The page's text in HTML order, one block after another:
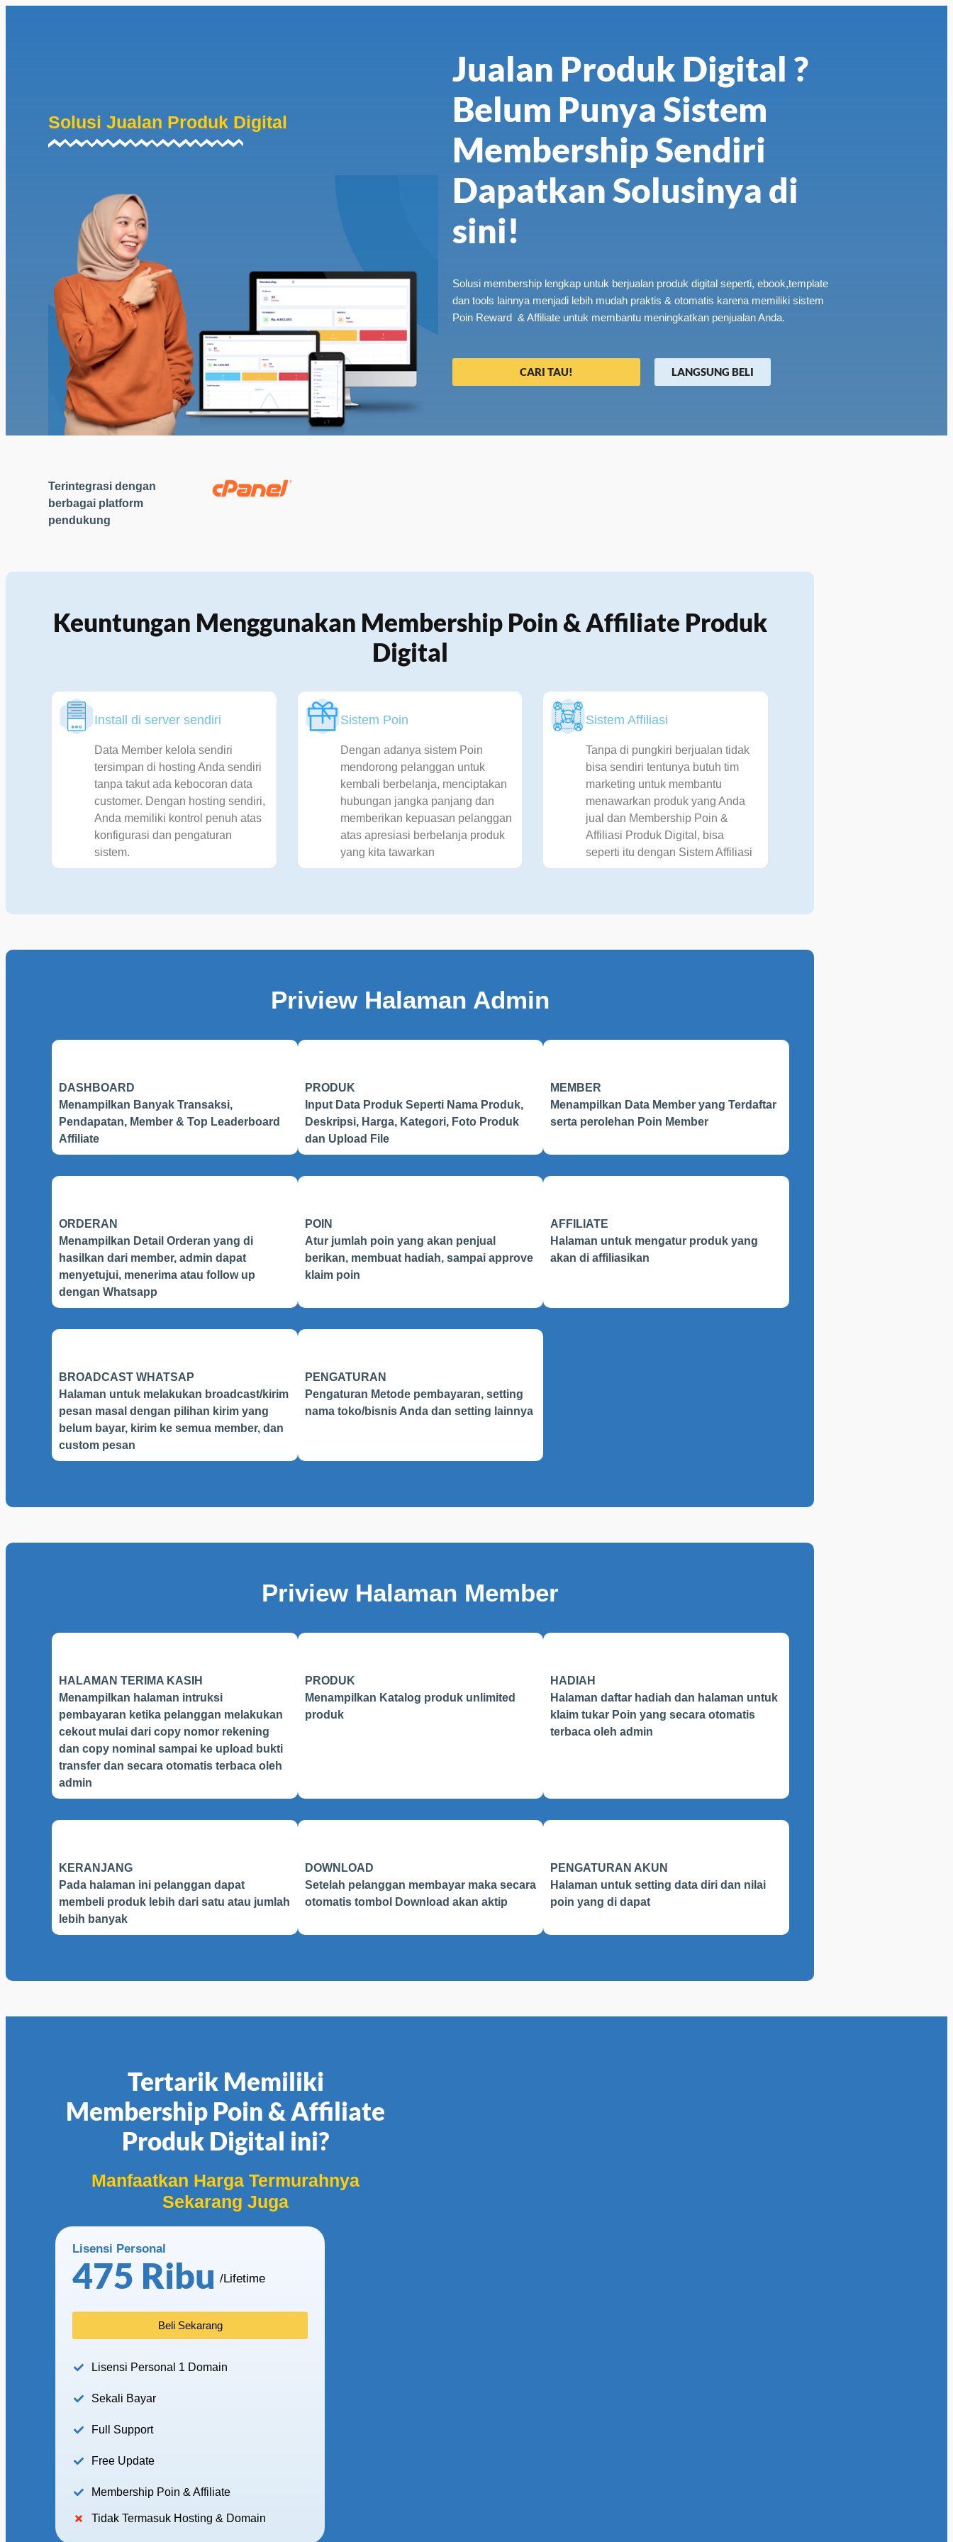
Solusi Jualan Produk Digital
Jualan Produk Digital ?
Belum Punya Sistem
Membership Sendiri
Dapatkan Solusinya di
sini!
Solusi membership lengkap untuk berjualan produk digital seperti, ebook,template
dan tools lainnya menjadi lebih mudah praktis & otomatis karena memiliki sistem
Poin Reward & Affiliate untuk membantu meningkatkan penjualan Anda.
CARI TAU! LANGSUNG BELI
Terintegrasi dengan
berbagai platform
pendukung
Keuntungan Menggunakan Membership Poin & Affiliate Produk
Digital
Install di server sendiri
Data Member kelola sendiri
tersimpan di hosting Anda sendiri
tanpa takut ada kebocoran data
customer. Dengan hosting sendiri,
Anda memiliki kontrol penuh atas
konfigurasi dan pengaturan
sistem.
Sistem Poin
Dengan adanya sistem Poin
mendorong pelanggan untuk
kembali berbelanja, menciptakan
hubungan jangka panjang dan
memberikan kepuasan pelanggan
atas apresiasi berbelanja produk
yang kita tawarkan
Sistem Affiliasi
Tanpa di pungkiri berjualan tidak
bisa sendiri tentunya butuh tim
marketing untuk membantu
menawarkan produk yang Anda
jual dan Membership Poin &
Affiliasi Produk Digital, bisa
seperti itu dengan Sistem Affiliasi
Priview Halaman Admin
DASHBOARD
Menampilkan Banyak Transaksi,
Pendapatan, Member & Top Leaderboard
Affiliate
PRODUK
Input Data Produk Seperti Nama Produk,
Deskripsi, Harga, Kategori, Foto Produk
dan Upload File
MEMBER
Menampilkan Data Member yang Terdaftar
serta perolehan Poin Member
ORDERAN
Menampilkan Detail Orderan yang di
hasilkan dari member, admin dapat
menyetujui, menerima atau follow up
dengan Whatsapp
POIN
Atur jumlah poin yang akan penjual
berikan, membuat hadiah, sampai approve
klaim poin
AFFILIATE
Halaman untuk mengatur produk yang
akan di affiliasikan
BROADCAST WHATSAP
Halaman untuk melakukan broadcast/kirim
pesan masal dengan pilihan kirim yang
belum bayar, kirim ke semua member, dan
custom pesan
PENGATURAN
Pengaturan Metode pembayaran, setting
nama toko/bisnis Anda dan setting lainnya
Priview Halaman Member
HALAMAN TERIMA KASIH
Menampilkan halaman intruksi
pembayaran ketika pelanggan melakukan
cekout mulai dari copy nomor rekening
dan copy nominal sampai ke upload bukti
transfer dan secara otomatis terbaca oleh
admin
PRODUK
Menampilkan Katalog produk unlimited
produk
HADIAH
Halaman daftar hadiah dan halaman untuk
klaim tukar Poin yang secara otomatis
terbaca oleh admin
KERANJANG
Pada halaman ini pelanggan dapat
membeli produk lebih dari satu atau jumlah
lebih banyak
DOWNLOAD
Setelah pelanggan membayar maka secara
otomatis tombol Download akan aktip
PENGATURAN AKUN
Halaman untuk setting data diri dan nilai
poin yang di dapat
Tertarik Memiliki
Membership Poin & Affiliate
Produk Digital ini?
Manfaatkan Harga Termurahnya
Sekarang Juga
Lisensi Personal
475 Ribu /Lifetime
Beli Sekarang
Lisensi Personal 1 Domain
Sekali Bayar
Full Support
Free Update
Membership Poin & Affiliate
Tidak Termasuk Hosting & Domain